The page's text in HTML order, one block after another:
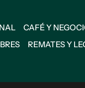
CAFÉ Y
REMATES Y